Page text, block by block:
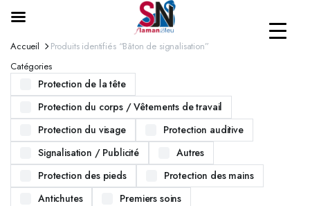
Accueil
Produits identifiés “Bâton de signalisation”
Catégories
Protection de la tête
Protection du corps / Vêtements de travail
Protection du visage
Protection auditive
Signalisation / Publicité
Autres
Protection des pieds
Protection des mains
Antichutes
Premiers soins